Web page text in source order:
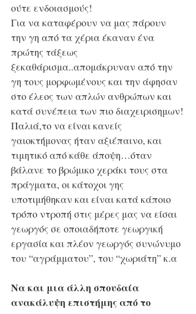
ούτε ενδοιασμούς!
Για να καταφέρουν να μας πάρουν
την γη από τα χέρια έκαναν ένα
πρώτης τάξεως
ξεκαθάρισμα..απομάκρυναν από την
γη τους μορφωμένους και την άφησαν
στο έλεος των απλών ανθρώπων και
κατά συνέπεια των πιο διαχειρισημων!
Παλιά,το να είναι κανείς
γαιοκτήμονας ήταν αξιέπαινο, και
τιμητικό από κάθε άποψη…όταν
βάλανε το βρώμικο χεράκι τους στα
πράγματα, οι κάτοχοι γης
υποτιμήθηκαν και είναι κατά κάποιο
τρόπο ντροπή στις μέρες μας να είσαι
γεωργός σε οποιαδήποτε γεωργική
εργασία και πλέον γεωργός συνώνυμο
του “αγράμματου”, του “χωριάτη” κ.α
Να και μια άλλη σπουδαία
ανακάλυψη επιστήμης από το